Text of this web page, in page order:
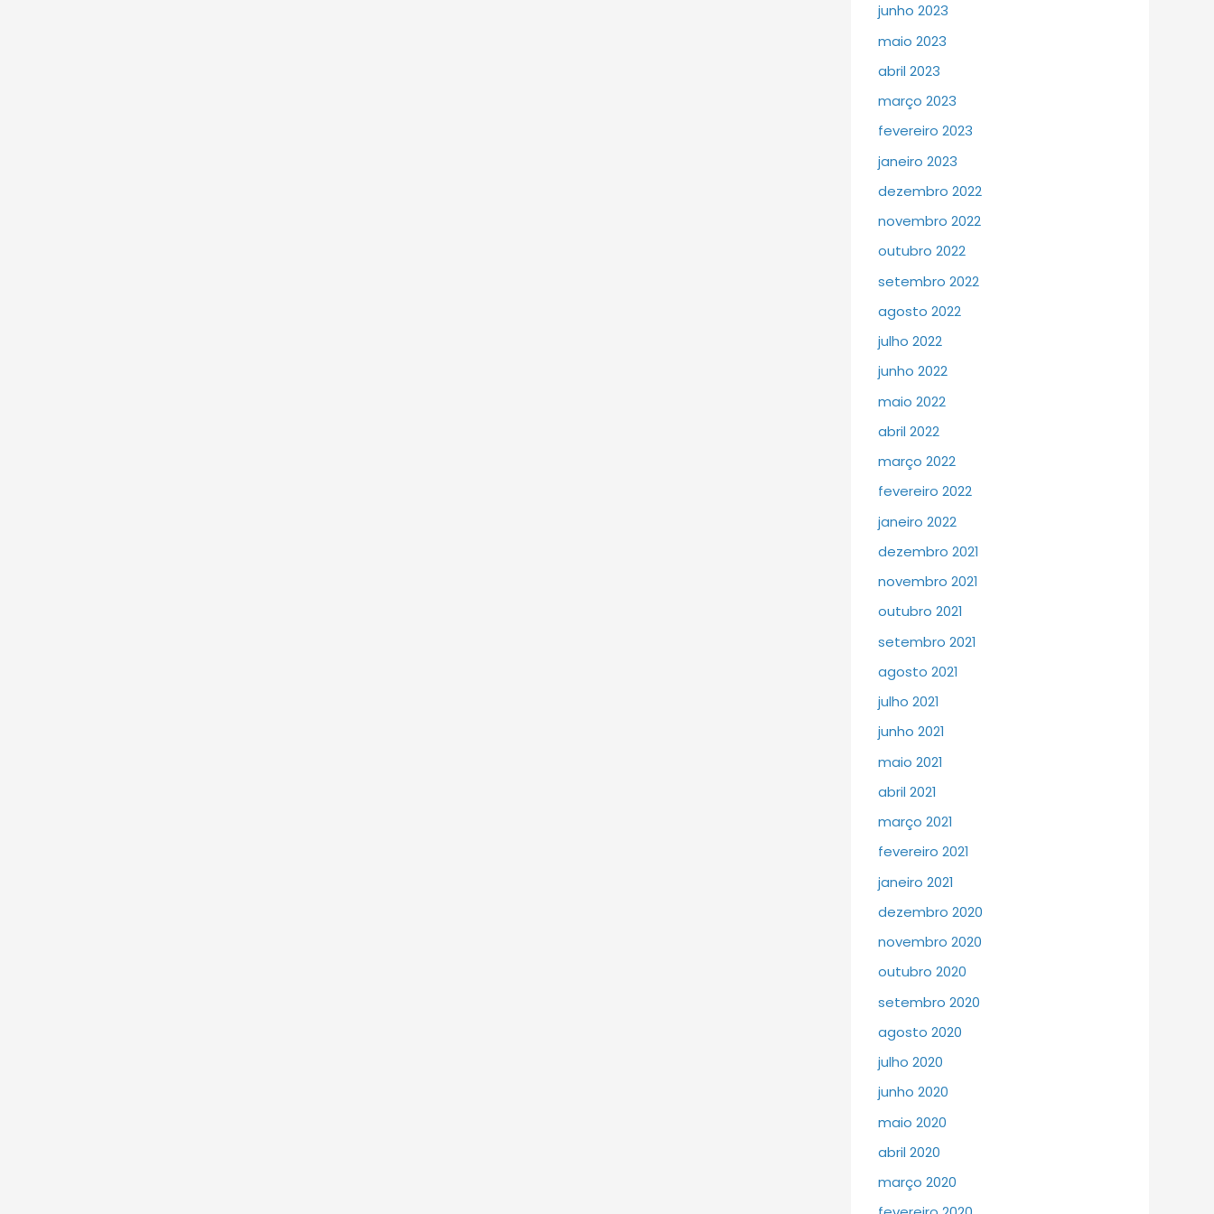
junho 2023
maio 2023
abril 2023
março 2023
fevereiro 2023
janeiro 2023
dezembro 2022
novembro 2022
outubro 2022
setembro 2022
agosto 2022
julho 2022
junho 2022
maio 2022
abril 2022
março 2022
fevereiro 2022
janeiro 2022
dezembro 2021
novembro 2021
outubro 2021
setembro 2021
agosto 2021
julho 2021
junho 2021
maio 2021
abril 2021
março 2021
fevereiro 2021
janeiro 2021
dezembro 2020
novembro 2020
outubro 2020
setembro 2020
agosto 2020
julho 2020
junho 2020
maio 2020
abril 2020
março 2020